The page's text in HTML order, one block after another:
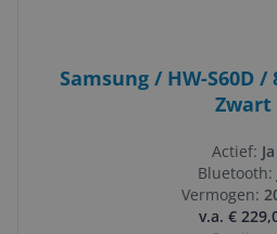
Samsung / HW-S60D /
Zwart
Actief: Ja
Bluetooth:
Vermogen:
v.a. €